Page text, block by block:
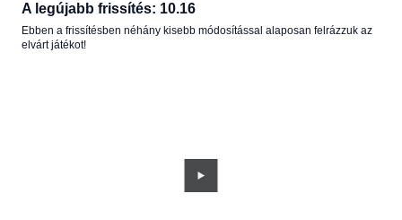
A legújabb frissítés: 10.16
Ebben a frissítésben néhány kisebb módosítással alaposan felrázzuk az
elvárt játékot!